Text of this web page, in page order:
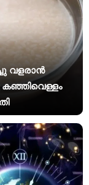
വളരാൻ
കഞ്ഞിവെള്ളം